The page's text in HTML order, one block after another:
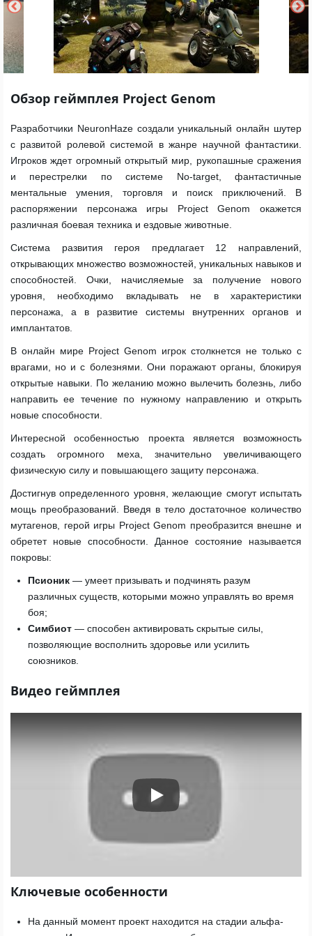
Обзор геймплея Project Genom
Разработчики NeuronHaze создали уникальный онлайн шутер
с развитой ролевой системой в жанре научной фантастики.
Игроков ждет огромный открытый мир, рукопашные сражения
и перестрелки по системе No-target, фантастичные
ментальные умения, торговля и поиск приключений. В
распоряжении персонажа игры Project Genom окажется
различная боевая техника и ездовые животные.
Система развития героя предлагает 12 направлений,
открывающих множество возможностей, уникальных навыков и
способностей. Очки, начисляемые за получение нового
уровня, необходимо вкладывать не в характеристики
персонажа, а в развитие системы внутренних органов и
имплантатов.
В онлайн мире Project Genom игрок столкнется не только с
врагами, но и с болезнями. Они поражают органы, блокируя
открытые навыки. По желанию можно вылечить болезнь, либо
направить ее течение по нужному направлению и открыть
новые способности.
Интересной особенностью проекта является возможность
создать огромного меха, значительно увеличивающего
физическую силу и повышающего защиту персонажа.
Достигнув определенного уровня, желающие смогут испытать
мощь преобразований. Введя в тело достаточное количество
мутагенов, герой игры Project Genom преобразится внешне и
обретет новые способности. Данное состояние называется
покровы:
Псионик — умеет призывать и подчинять разум
различных существ, которыми можно управлять во время
боя;
Симбиот — способен активировать скрытые силы,
позволяющие восполнить здоровье или усилить
союзников.
Видео геймплея
Play
Ключевые особенности
На данный момент проект находится на стадии альфа-